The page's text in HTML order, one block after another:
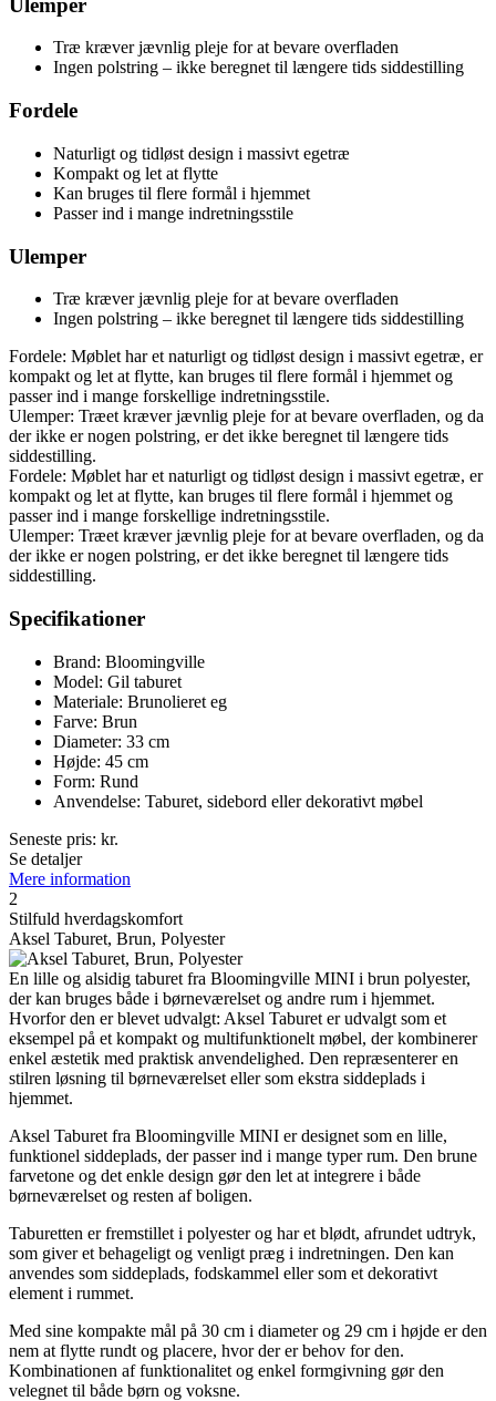
Ulemper
Træ kræver jævnlig pleje for at bevare overfladen
Ingen polstring – ikke beregnet til længere tids siddestilling
Fordele
Naturligt og tidløst design i massivt egetræ
Kompakt og let at flytte
Kan bruges til flere formål i hjemmet
Passer ind i mange indretningsstile
Ulemper
Træ kræver jævnlig pleje for at bevare overfladen
Ingen polstring – ikke beregnet til længere tids siddestilling
Fordele: Møblet har et naturligt og tidløst design i massivt egetræ, er
kompakt og let at flytte, kan bruges til flere formål i hjemmet og
passer ind i mange forskellige indretningsstile.
Ulemper: Træet kræver jævnlig pleje for at bevare overfladen, og da
der ikke er nogen polstring, er det ikke beregnet til længere tids
siddestilling.
Fordele: Møblet har et naturligt og tidløst design i massivt egetræ, er
kompakt og let at flytte, kan bruges til flere formål i hjemmet og
passer ind i mange forskellige indretningsstile.
Ulemper: Træet kræver jævnlig pleje for at bevare overfladen, og da
der ikke er nogen polstring, er det ikke beregnet til længere tids
siddestilling.
Specifikationer
Brand: Bloomingville
Model: Gil taburet
Materiale: Brunolieret eg
Farve: Brun
Diameter: 33 cm
Højde: 45 cm
Form: Rund
Anvendelse: Taburet, sidebord eller dekorativt møbel
Seneste pris: kr.
Se detaljer
Mere information
2
Stilfuld hverdagskomfort
Aksel Taburet, Brun, Polyester
En lille og alsidig taburet fra Bloomingville MINI i brun polyester,
der kan bruges både i børneværelset og andre rum i hjemmet.
Hvorfor den er blevet udvalgt: Aksel Taburet er udvalgt som et
eksempel på et kompakt og multifunktionelt møbel, der kombinerer
enkel æstetik med praktisk anvendelighed. Den repræsenterer en
stilren løsning til børneværelset eller som ekstra siddeplads i
hjemmet.
Aksel Taburet fra Bloomingville MINI er designet som en lille,
funktionel siddeplads, der passer ind i mange typer rum. Den brune
farvetone og det enkle design gør den let at integrere i både
børneværelset og resten af boligen.
Taburetten er fremstillet i polyester og har et blødt, afrundet udtryk,
som giver et behageligt og venligt præg i indretningen. Den kan
anvendes som siddeplads, fodskammel eller som et dekorativt
element i rummet.
Med sine kompakte mål på 30 cm i diameter og 29 cm i højde er den
nem at flytte rundt og placere, hvor der er behov for den.
Kombinationen af funktionalitet og enkel formgivning gør den
velegnet til både børn og voksne.